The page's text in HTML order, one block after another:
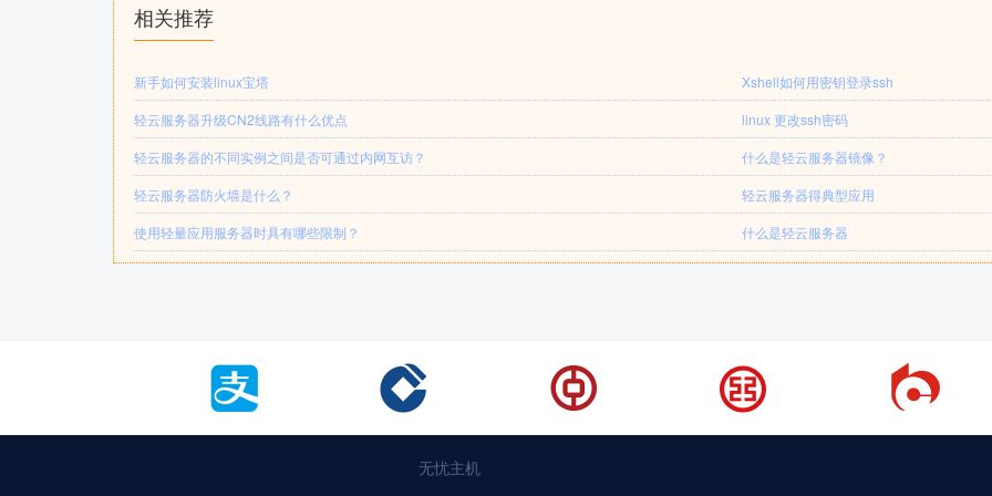
相关推荐
新手如何安装linux宝塔
Xshell如何用密钥登录ssh
轻云服务器升级CN2线路有什么优点
linux 更改ssh密码
轻云服务器的不同实例之间是否可通过内网互访？
什么是轻云服务器镜像？
轻云服务器防火墙是什么？
轻云服务器得典型应用
使用轻量应用服务器时具有哪些限制？
什么是轻云服务器
无忧主机